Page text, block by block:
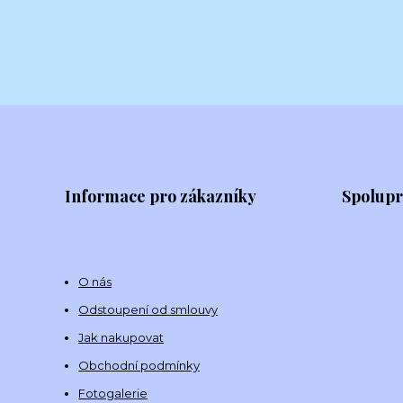
Informace pro zákazníky
O nás
Odstoupení od smlouvy
Jak nakupovat
Obchodní podmínky
Fotogalerie